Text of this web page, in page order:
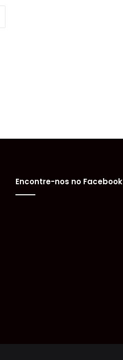
Encontre-nos no Facebook